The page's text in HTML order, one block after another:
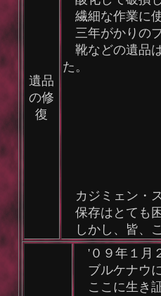
遺品
の修
復
繊細な作業に
三年がかりの
靴などの遺品
た。
カジミェン・
保存はとても
しかし、皆、
'０９年１月
ブルケナウ
ここに生き